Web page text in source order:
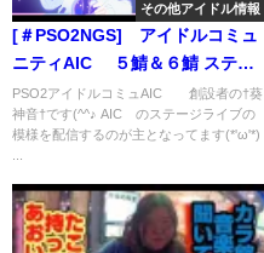
その他アイドル情報
[＃PSO2NGS] アイドルコミュ
ニティAIC∞ ５鯖＆６鯖 ステー
ジライブ 生配信！
PSO2アイドルコミュAIC∞ 創設者の†葵
神音†です(^^♪ AIC∞のステージライブの
模様を配信するのが主となってます(*'ω'*)